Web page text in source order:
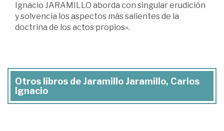
Ignacio JARAMILLO aborda con singular erudición
y solvencia los aspectos más salientes de la
doctrina de los actos propios».
Otros libros de Jaramillo Jaramillo, Carlos
Ignacio